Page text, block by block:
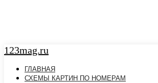
123mag.ru
ГЛАВНАЯ
СХЕМЫ КАРТИН ПО НОМЕРАМ